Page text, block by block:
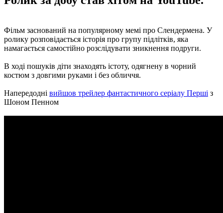
Фільм заснований на популярному мемі про Слендермена. У
ролику розповідається історія про групу підлітків, яка
намагається самостійно розслідувати зникнення подруги.
В ході пошуків діти знаходять істоту, одягнену в чорний
костюм з довгими руками і без обличчя.
Напередодні вийшов трейлер фантастичного серіалу Перші з
Шоном Пенном